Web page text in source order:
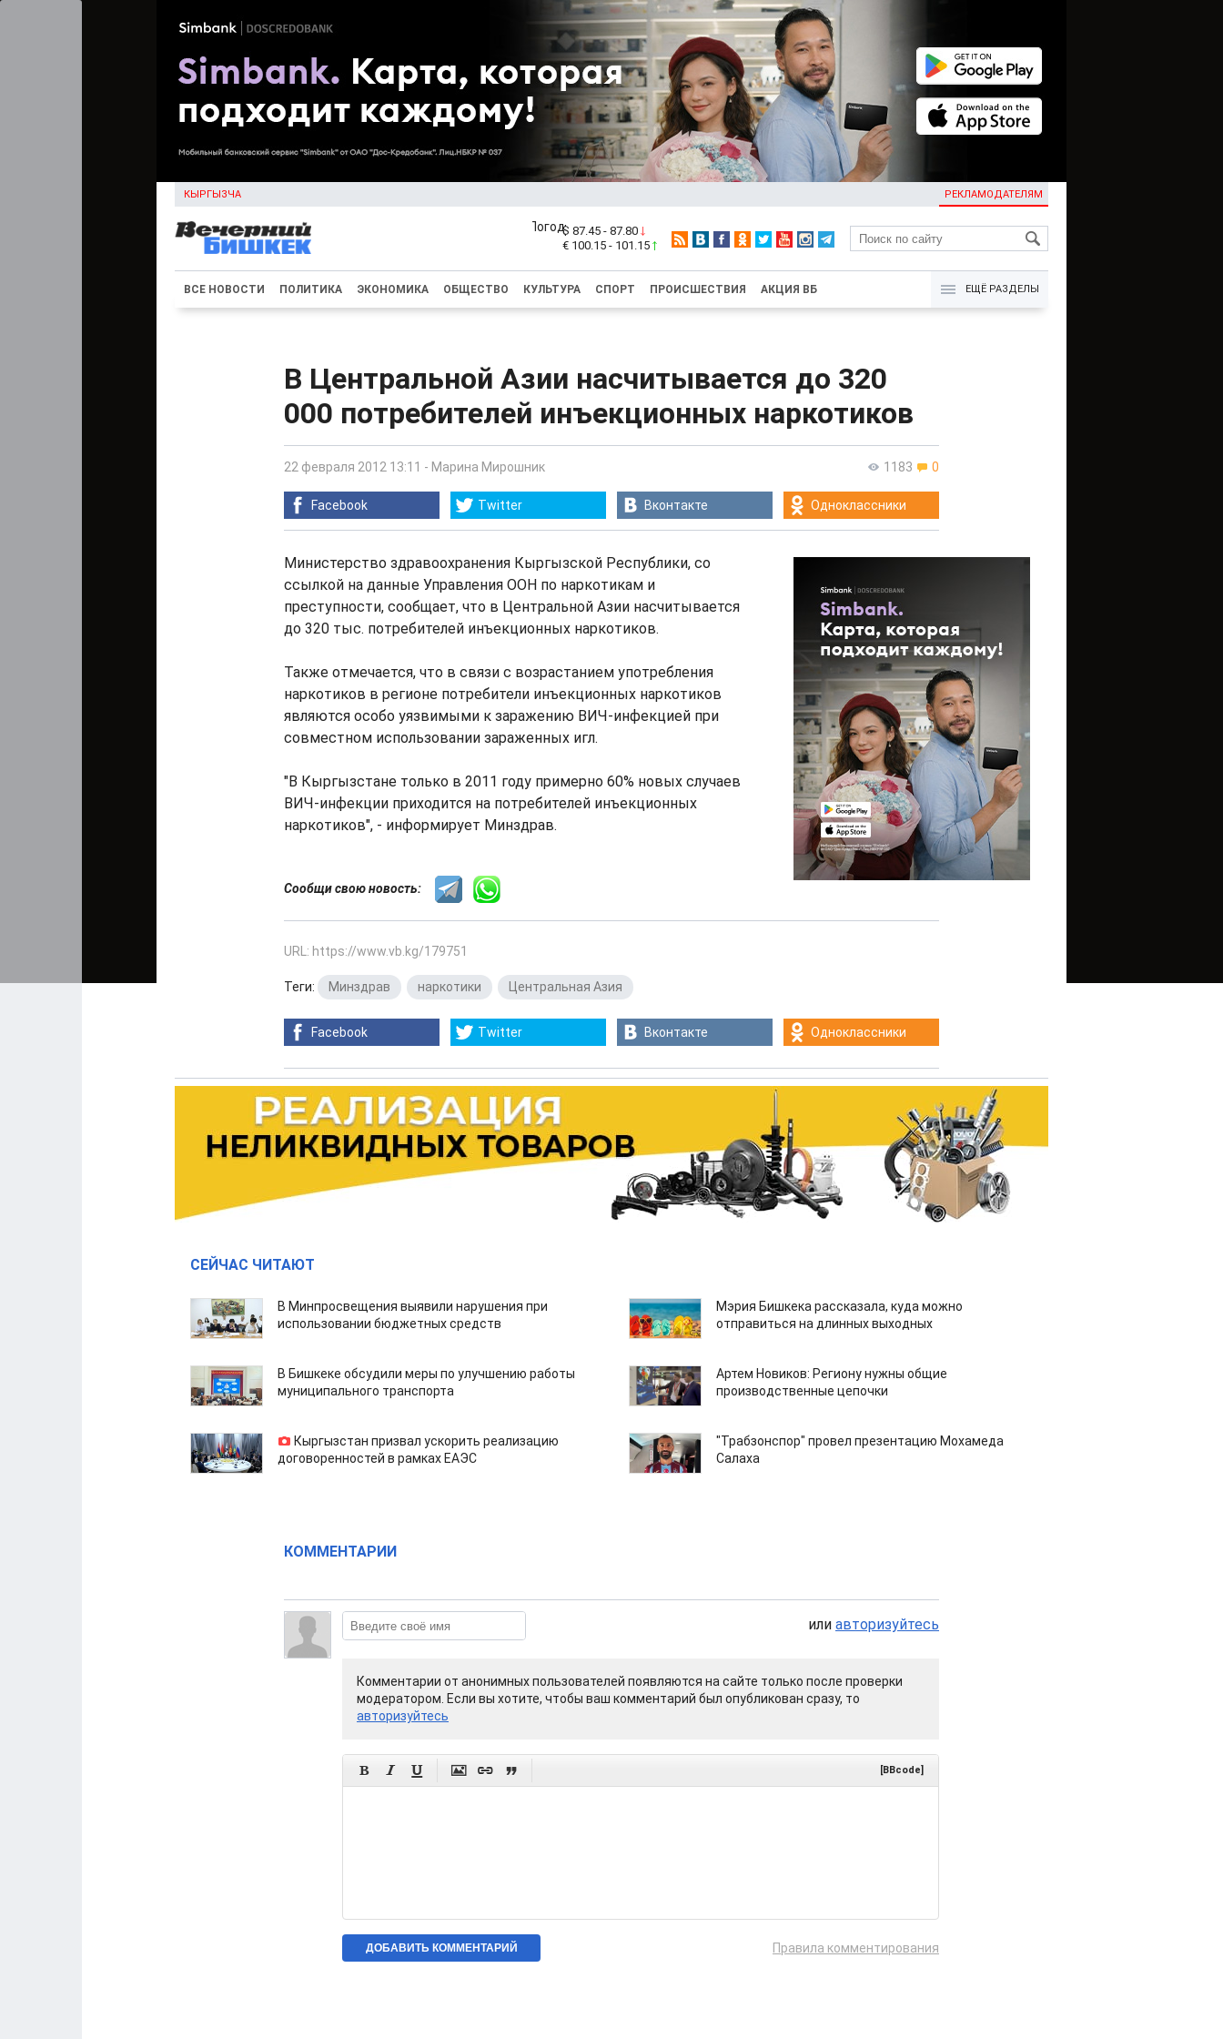
КЫРГЫЗЧА РЕКЛАМОДАТЕЛЯМ
KG
$ 87.45 - 87.80
€ 100.15 - 101.15
ВСЕ НОВОСТИ ПОЛИТИКА ЭКОНОМИКА ОБЩЕСТВО КУЛЬТУРА СПОРТ ПРОИСШЕСТВИЯ АКЦИЯ ВБ ЕЩЁ РАЗДЕЛЫ
В Центральной Азии насчитывается до 320
000 потребителей инъекционных наркотиков
1183 0
22 февраля 2012 13:11 - Марина Мирошник
Facebook Twitter Вконтакте Одноклассники
Министерство здравоохранения Кыргызской Республики, со
ссылкой на данные Управления ООН по наркотикам и
преступности, сообщает, что в Центральной Азии насчитывается
до 320 тыс. потребителей инъекционных наркотиков.
Также отмечается, что в связи с возрастанием употребления
наркотиков в регионе потребители инъекционных наркотиков
являются особо уязвимыми к заражению ВИЧ-инфекцией при
совместном использовании зараженных игл.
"В Кыргызстане только в 2011 году примерно 60% новых случаев
ВИЧ-инфекции приходится на потребителей инъекционных
наркотиков", - информирует Минздрав.
Сообщи свою новость:
URL: https://www.vb.kg/179751
Теги: Минздрав наркотики Центральная Азия
Facebook Twitter Вконтакте Одноклассники
СЕЙЧАС ЧИТАЮТ
В Минпросвещения выявили нарушения при
использовании бюджетных средств
Мэрия Бишкека рассказала, куда можно
отправиться на длинных выходных
В Бишкеке обсудили меры по улучшению работы
муниципального транспорта
Артем Новиков: Региону нужны общие
производственные цепочки
Кыргызстан призвал ускорить реализацию
договоренностей в рамках ЕАЭС
"Трабзонспор" провел презентацию Мохамеда
Салаха
КОММЕНТАРИИ
или авторизуйтесь
Комментарии от анонимных пользователей появляются на сайте только после проверки
модератором. Если вы хотите, чтобы ваш комментарий был опубликован сразу, то
авторизуйтесь
      [BBcode]
Правила комментирования